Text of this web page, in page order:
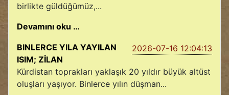
birlikte güldüğümüz,...
Devamını oku …
2026-07-16 12:04:13
BINLERCE YILA YAYILAN
ISIM; ZİLAN
Kürdistan toprakları yaklaşık 20 yıldır büyük altüst
oluşları yaşıyor. Binlerce yılın düşman...